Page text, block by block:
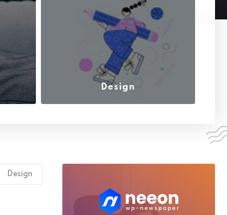
TECHNOLOGY
African Nation Are
Strugling To
9 DICEMBRE 2021
TECHNOLOGY
African Nation Are
Strugling To
Design
Design